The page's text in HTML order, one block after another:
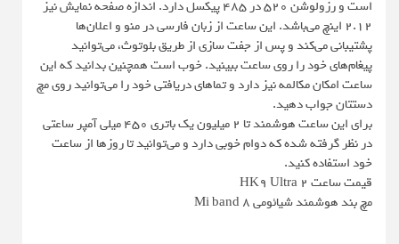
است و رزولوشن ۵۲۰ در ۴۸۵ پیکسل دارد. اندازه صفحه نمایش نیز
۲.۱۲ اینچ می‌باشد. این ساعت از زبان فارسی در منو و اعلان‌ها
پشتیبانی می‌کند و پس از جفت سازی از طریق بلوتوث، می‌توانید
پیغام‌های خود را روی ساعت ببینید. خوب است همچنین بدانید که این
ساعت امکان مکالمه نیز دارد و تما‌های دریافتی خود را می‌توانید روی مچ
دستتان جواب دهید.
برای این ساعت هوشمند تا ۲ میلیون یک باتری ۴۵۰ میلی آمپر ساعتی
در نظر گرفته شده که دوام خوبی دارد و می‌توانید تا روزها از ساعت
خود استفاده کنید.
قیمت ساعت HK9 Ultra 2
مچ بند هوشمند شیائومی Mi band 8